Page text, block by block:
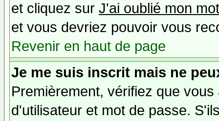
et cliquez sur J'ai oublié mon
et vous devriez pouvoir vous
Revenir en haut de page
Je me suis inscrit mais ne
Premièrement, vérifiez que
d'utilisateur et mot de passe.